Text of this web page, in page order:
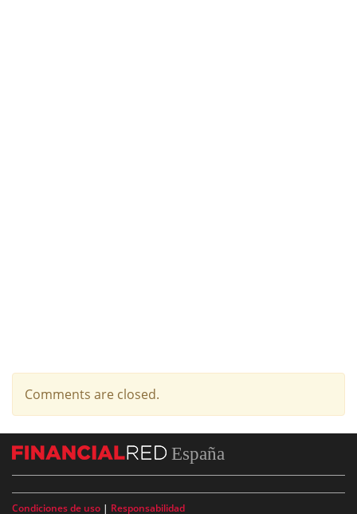
Comments are closed.
España
Condiciones de uso | Responsabilidad